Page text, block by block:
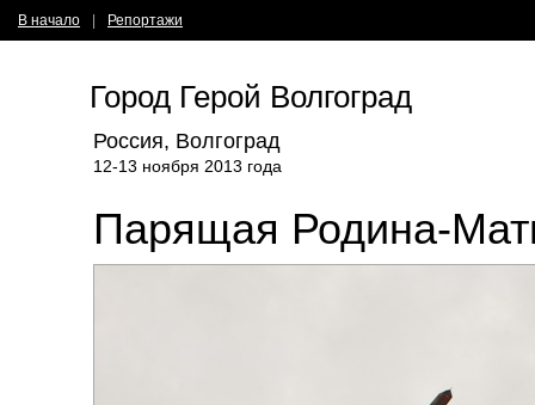
В начало Репортажи
Город Герой Волгоград
Россия, Волгоград
12-13 ноября 2013 года
Парящая Родина-